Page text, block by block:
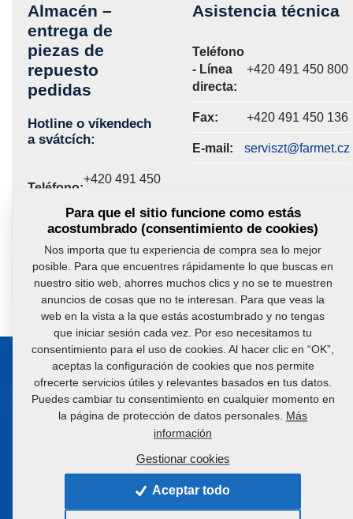
Almacén –
entrega de
piezas de
repuesto
pedidas
Hotline o víkendech
a svátcích:
Teléfono:
+420 491 450
Asistencia técnica
Teléfono
- Línea
directa:
+420 491 450 800
Fax: +420 491 450 136
E-mail: serviszt@farmet.cz
¿Tiene alguna pregunta?Contáctenos.
Manténgase en contacto con
nosotros
Le ayudaremos con la elección de la máquina o tecnología
adecuada
+420 491 450 111
farmet@farmet.cz
Para que el sitio funcione como estás
acostumbrado (consentimiento de cookies)
Nos importa que tu experiencia de compra sea lo mejor
posible. Para que encuentres rápidamente lo que buscas en
nuestro sitio web, ahorres muchos clics y no se te muestren
anuncios de cosas que no te interesan. Para que veas la
web en la vista a la que estás acostumbrado y no tengas
que iniciar sesión cada vez. Por eso necesitamos tu
consentimiento para el uso de cookies. Al hacer clic en “OK”,
aceptas la configuración de cookies que nos permite
ofrecerte servicios útiles y relevantes basados en tus datos.
Puedes cambiar tu consentimiento en cualquier momento en
la página de protección de datos personales.
Más
información
Gestionar cookies
Aceptar todo